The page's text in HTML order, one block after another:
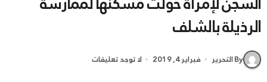
الرذيلة بالشلف
By التحرير فبراير 4, 2019 لا توجد تعليقات